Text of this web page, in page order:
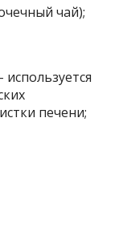
чай);
печени;